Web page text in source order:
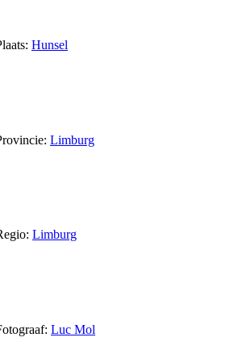
Hunsel
Limburg
Limburg
Luc Mol